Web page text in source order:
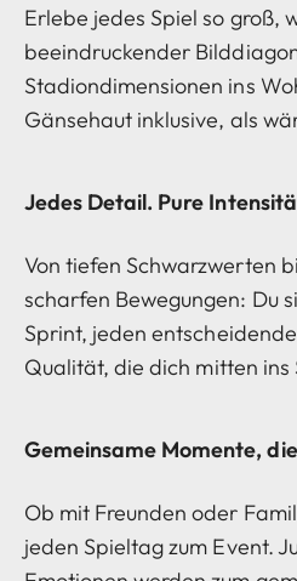
Erlebe jedes Spiel so groß,
beeindruckender
Stadiondimensionen ins
Gänsehaut inklusive, als
Jedes Detail. Pure
Von tiefen Schwarzwerten
scharfen Bewegungen: Du
Sprint, jeden
Qualität, die dich mitten ins
Gemeinsame Momente,
Ob mit Freunden oder
jeden Spieltag zum Event.